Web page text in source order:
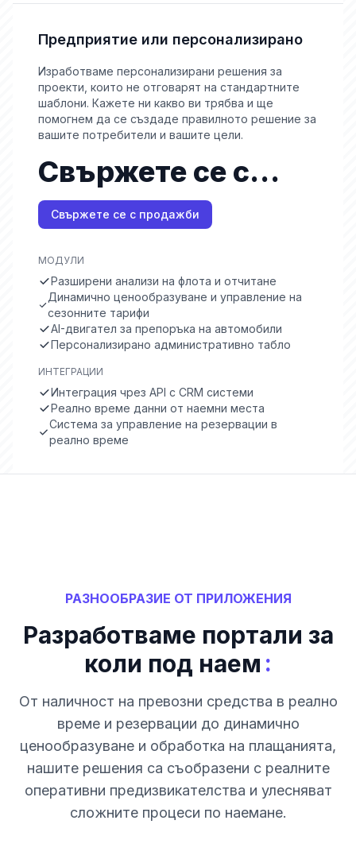
Предприятие или персонализирано
Изработваме персонализирани решения за
проекти, които не отговарят на стандартните
шаблони. Кажете ни какво ви трябва и ще
помогнем да се създаде правилното решение за
вашите потребители и вашите цели.
Свържете се с
продажби
Свържете се с продажби
МОДУЛИ
Разширени анализи на флота и отчитане
Динамично ценообразуване и управление на
сезонните тарифи
AI-двигател за препоръка на автомобили
Персонализирано административно табло
ИНТЕГРАЦИИ
Интеграция чрез API с CRM системи
Реално време данни от наемни места
Система за управление на резервации в
реално време
РАЗНООБРАЗИЕ ОТ ПРИЛОЖЕНИЯ
Разработваме портали за
коли под наем :
От наличност на превозни средства в реално
време и резервации до динамично
ценообразуване и обработка на плащанията,
нашите решения са съобразени с реалните
оперативни предизвикателства и улесняват
сложните процеси по наемане.